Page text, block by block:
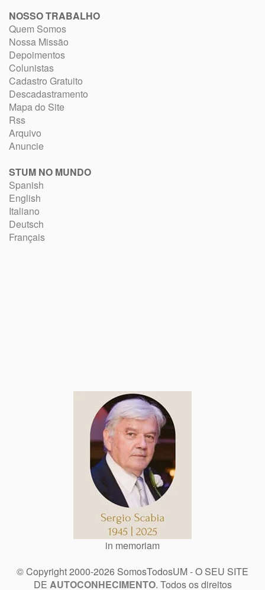
NOSSO TRABALHO
Quem Somos
Nossa Missão
Depoimentos
Colunistas
Cadastro Gratuito
Descadastramento
Mapa do Site
Rss
Arquivo
Anuncie
STUM NO MUNDO
Spanish
English
Italiano
Deutsch
Français
in memoriam
© Copyright 2000-2026 SomosTodosUM - O SEU SITE
DE AUTOCONHECIMENTO. Todos os direitos